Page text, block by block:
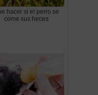
hacer si el perro se
come sus heces